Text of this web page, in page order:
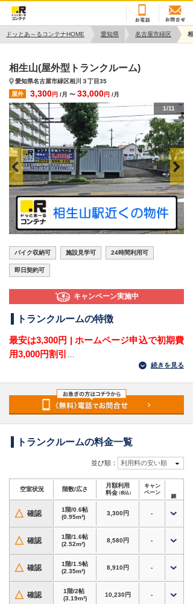
ドッとあ～るコンテナHOME 愛知県 名古屋市緑区
相生山(屋外型トランクルーム)
愛知県名古屋市緑区相川３丁目35
屋外
3,300円 /月 〜 33,000円 /月
1/11
バイク収納可 施設見学可 24時間利用可
即日契約可
キャンペーン実施中
トランクルームの特徴
最安は3,300円 | ホームページ申込で初期費
用3,000円割引
ンクルームです。
地下鉄桜通線「相生山駅」から徒歩5分、戸笠小
学校西側すぐ、Seria緑相生店の隣にあります。相
川・相生山・鳴子町・篠の風・天白区野並方面で
収納場所を探している方に向いています。
駅から近い住宅地にあり、衣類・季節用品・小型
ます。料金表にBKタイプがあるため、バイクの
置き場所を確保したい方にもおすすめです。
対応用途・設備
バイク専用タイプあり
。自宅での屋外保管が不
安な方、バイクの置き場所にお困りの方にもおす
・衣類・季節用品・家電・趣味道具など、自宅の
収納スペース確保に
・引越し・単身赴任・リフォーム時の一時保管に
続きを見る
トランクルームの料金一覧
並び順： 利用料の安い順
空室状況 階数/広さ
月額利用
料金（税込）
キャン
ペーン
△ 確認
1階/0.6帖
(0.95m²)
3,300円 -
△ 確認
1階/1.6帖
(2.52m²)
8,580円 -
△ 確認
1階/1.5帖
(2.35m²)
8,910円 -
△ 確認
1階/2帖
(3.19m²)
10,230円 -